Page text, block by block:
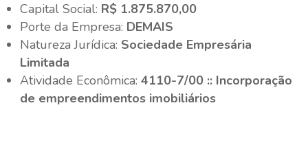
Capital Social: R$ 1.875.870,00
Porte da Empresa: DEMAIS
Natureza Jurídica: Sociedade Empresária
Limitada
Atividade Econômica:4110-7/00 :: Incorporação
de empreendimentos imobiliários